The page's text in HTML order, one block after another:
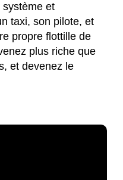
et
taxi, son pilote, et
propre flottille de
plus riche que
et devenez le